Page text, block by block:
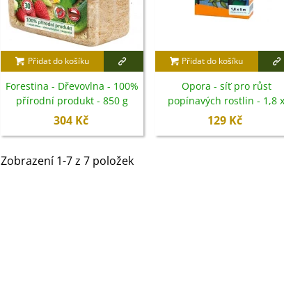
BIO Bazalka pravá červená -
Ocimum basilicum -...
56 Kč
BIO Stévie sladká - Stevia
rebaudiana - bio...
84 Kč
Přidat do košíku
Forestina - Dřevovlna - 100%
přírodní produkt - 850 g
304 Kč
Přidat do košíku
Opora - síť pro růst
popínavých rostlin - 1,8 x
5 m
129 Kč
Zobrazení 1-7 z 7 položek